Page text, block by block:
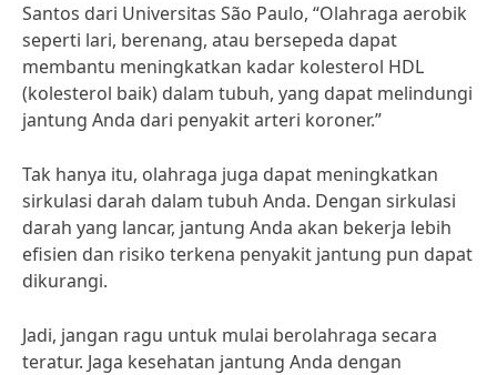
Santos dari Universitas São Paulo, “Olahraga aerobik
seperti lari, berenang, atau bersepeda dapat
membantu meningkatkan kadar kolesterol HDL
(kolesterol baik) dalam tubuh, yang dapat melindungi
jantung Anda dari penyakit arteri koroner.”
Tak hanya itu, olahraga juga dapat meningkatkan
sirkulasi darah dalam tubuh Anda. Dengan sirkulasi
darah yang lancar, jantung Anda akan bekerja lebih
efisien dan risiko terkena penyakit jantung pun dapat
dikurangi.
Jadi, jangan ragu untuk mulai berolahraga secara
teratur. Jaga kesehatan jantung Anda dengan